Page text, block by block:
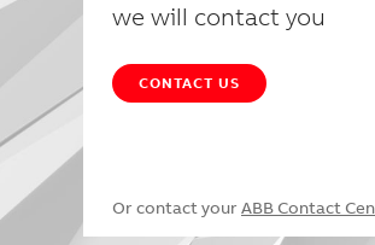
we will contact you
CONTACT US
Or contact your ABB Contact